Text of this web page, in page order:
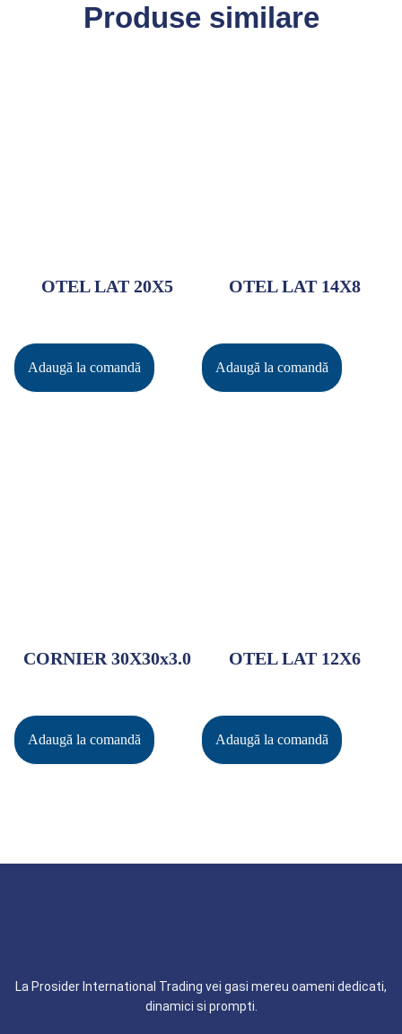
Produse similare
OTEL LAT 20X5
Adaugă la comandă
OTEL LAT 14X8
Adaugă la comandă
CORNIER 30X30x3.0
Adaugă la comandă
OTEL LAT 12X6
Adaugă la comandă
La Prosider International Trading vei gasi mereu oameni dedicati,
dinamici si prompti.